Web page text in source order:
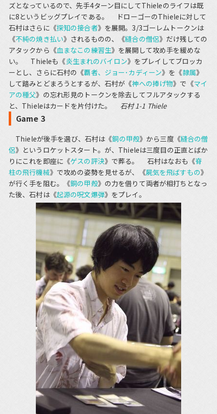
ズとなっているので、先手4ターン目にしてThieleのライフは既
に8というビッグプレイである。 ドローゴーのThieleに対して
石村はさらに《探知の接合者》を展開。3/3ゴーレムトークンは
《不純の焼き払い》されるものの、《縫合の僧侶》だけ残しての
アタックから《血まなこの練習生》を展開して攻め手を緩めな
い。 Thieleも《炎生まれのバイロン》をプレイしてブロッカ
ーとし、さらに石村の《覇者、ジョー･カディーン》を《隷属》
して踏みとどまろうとするが、石村が《神への捧げ物》で《マイ
アの種父》の忘れ形見のトークンを除去してフルアタックする
と、Thieleはカードを片付けた。 石村 1-1 Thiele
Game 3
Thieleが後手を選び、石村は《銅の甲殻》から三度《縫合の僧
侶》というロケットスタート。が、Thieleは三度目の正直とばか
りにこれを即座に《ゲスの評決》で葬る。 石村はなおも《脊
柱の飛行機械》で攻めの姿勢を見せるが、《屍気を飛ばすもの》
が行く手を阻む。《銅の甲殻》の力を借りて両者が相打ちとなっ
た後、石村は《起源の呪文爆弾》をプレイ。